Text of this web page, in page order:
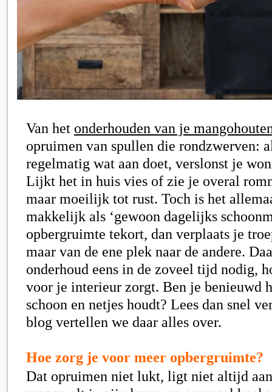
Van het onderhouden van je
opruimen van spullen die rondzwerven:
regelmatig wat aan doet, verslonst je
Lijkt het in huis vies of zie je overal
maar moeilijk tot rust. Toch is het
makkelijk als ‘gewoon dagelijks
opbergruimte tekort, dan verplaats je
maar van de ene plek naar de andere.
onderhoud eens in de zoveel tijd nodig,
voor je interieur zorgt. Ben je benieuwd
schoon en netjes houdt? Lees dan snel
blog vertellen we daar alles over.
Hoe zorg je voor meer opbergruimte?
Dat opruimen niet lukt, ligt niet altijd